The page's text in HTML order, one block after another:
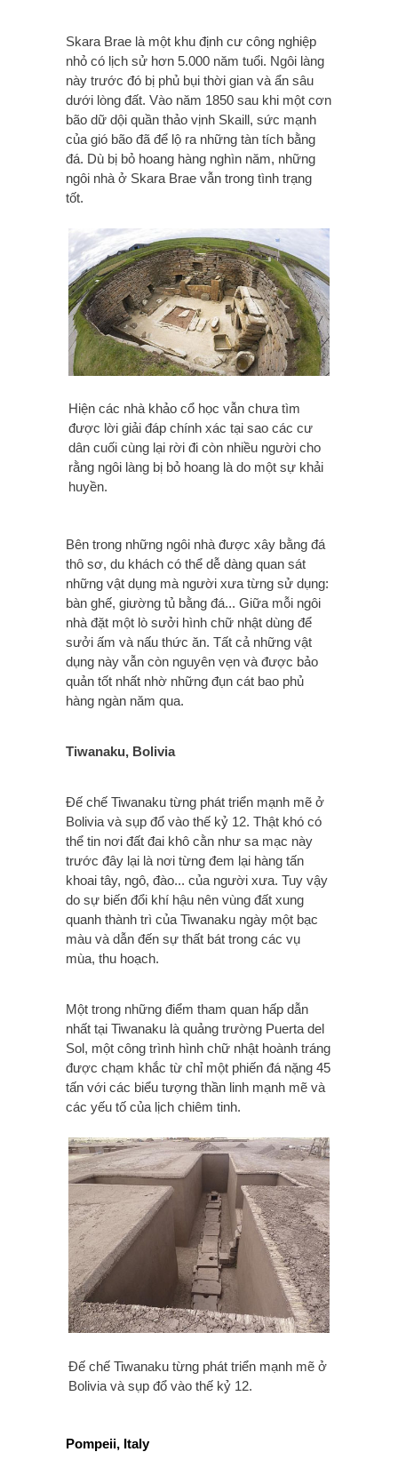
Skara Brae là một khu định cư công nghiệp
nhỏ có lịch sử hơn 5.000 năm tuổi. Ngôi làng
này trước đó bị phủ bụi thời gian và ẩn sâu
dưới lòng đất. Vào năm 1850 sau khi một cơn
bão dữ dội quần thảo vịnh Skaill, sức mạnh
của gió bão đã để lộ ra những tàn tích bằng
đá. Dù bị bỏ hoang hàng nghìn năm, những
ngôi nhà ở Skara Brae vẫn trong tình trạng
tốt.
Hiện các nhà khảo cổ học vẫn chưa tìm
được lời giải đáp chính xác tại sao các cư
dân cuối cùng lại rời đi còn nhiều người cho
rằng ngôi làng bị bỏ hoang là do một sự khải
huyền.
Bên trong những ngôi nhà được xây bằng đá
thô sơ, du khách có thể dễ dàng quan sát
những vật dụng mà người xưa từng sử dụng:
bàn ghế, giường tủ bằng đá... Giữa mỗi ngôi
nhà đặt một lò sưởi hình chữ nhật dùng để
sưởi ấm và nấu thức ăn. Tất cả những vật
dụng này vẫn còn nguyên vẹn và được bảo
quản tốt nhất nhờ những đụn cát bao phủ
hàng ngàn năm qua.
Tiwanaku, Bolivia
Đế chế Tiwanaku từng phát triển mạnh mẽ ở
Bolivia và sụp đổ vào thế kỷ 12. Thật khó có
thể tin nơi đất đai khô cằn như sa mạc này
trước đây lại là nơi từng đem lại hàng tấn
khoai tây, ngô, đào... của người xưa. Tuy vậy
do sự biến đổi khí hậu nên vùng đất xung
quanh thành trì của Tiwanaku ngày một bạc
màu và dẫn đến sự thất bát trong các vụ
mùa, thu hoạch.
Một trong những điểm tham quan hấp dẫn
nhất tại Tiwanaku là quảng trường Puerta del
Sol, một công trình hình chữ nhật hoành tráng
được chạm khắc từ chỉ một phiến đá nặng 45
tấn với các biểu tượng thần linh mạnh mẽ và
các yếu tố của lịch chiêm tinh.
Đế chế Tiwanaku từng phát triển mạnh mẽ ở
Bolivia và sụp đổ vào thế kỷ 12.
Pompeii, Italy